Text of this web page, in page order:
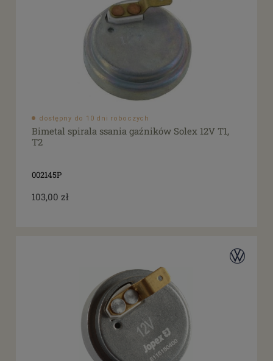
dostępny do 10 dni roboczych
Bimetal spirala ssania gaźników Solex 12V T1,
T2
002145P
103,00 zł